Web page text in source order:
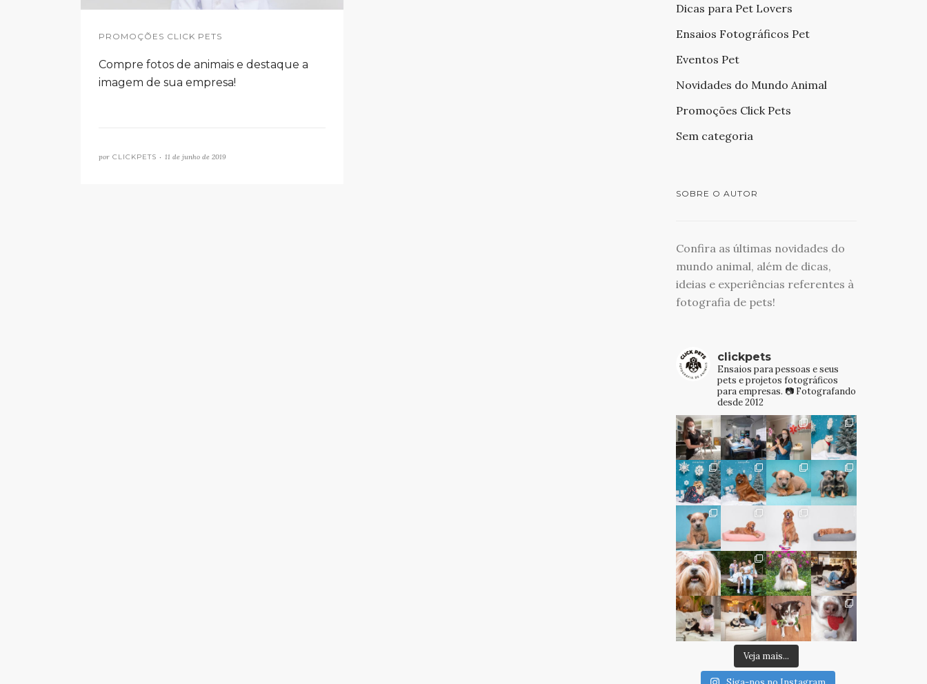
PROMOÇÕES CLICK PETS
Compre fotos de animais e destaque a
imagem de sua empresa!
por CLICKPETS • 11 de junho de 2019
Dicas para Pet Lovers
Ensaios Fotográficos Pet
Eventos Pet
Novidades do Mundo Animal
Promoções Click Pets
Sem categoria
SOBRE O AUTOR
Confira as últimas novidades do
mundo animal, além de dicas,
ideias e experiências referentes à
fotografia de pets!
clickpets
Ensaios para pessoas e seus
pets e projetos fotográficos
para empresas. 📷 Fotografando
desde 2012
Veja mais...